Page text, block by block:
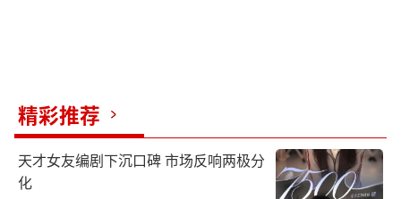
精彩推荐
天才女友编剧下沉口碑 市场反响两极分
化